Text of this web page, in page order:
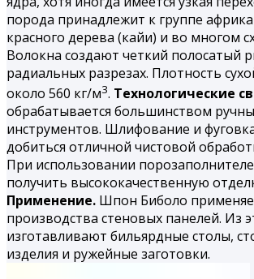
порода принадлежит к группе
красного дерева (кайи) и во многом
Волокна создают четкий полосатый
радиальных разрезах. Плотность
около 560 кг/м3. Технологические
обрабатывается большинством
инструментов. Шлифование и
добиться отличной чистовой
При использовании
получить высококачественную
Применение. Шпон Биболо
производства стеновых панелей. Из
изготавливают бильярдные столы,
изделия и ружейные заготовки.